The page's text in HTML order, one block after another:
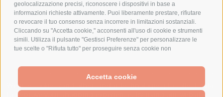
geolocalizzazione precisi, riconoscere i dispositivi in base a
informazioni richieste attivamente. Puoi liberamente prestare, rifiutare
o revocare il tuo consenso senza incorrere in limitazioni sostanziali.
Cliccando su "Accetta cookie," acconsenti all'uso di cookie e strumenti
simili. Utilizza il pulsante "Gestisci Preferenze" per personalizzare le
tue scelte o "Rifiuta tutto" per proseguire senza cookie non
momento cliccando sul link "Preferenze Cookie" in fondo alla pagina o
sull'icona dello scudo in basso a sinistra. Le tue preferenze si
applicheranno al solo dispositivo in uso.
Accetta cookie
Bonifico
Bancario
SPESA ELETTRICA SOCIETA CONSORTILE A RESPONSABILITA LIMITATA - VIALE
MILANOFIORI, STRADA 4 - PALAZZO A5 20057, ASSAGO MILANO - PARTITA IVA
We use cookies (and other similar technologies) to collect data
to improve your shopping experience.
By using our website,